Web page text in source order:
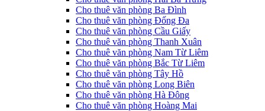
Cho thuê văn phòng Ba Đình
Cho thuê văn phòng Đống Đa
Cho thuê văn phòng Cầu Giấy
Cho thuê văn phòng Thanh Xuân
Cho thuê văn phòng Nam Từ Liêm
Cho thuê văn phòng Bắc Từ Liêm
Cho thuê văn phòng Tây Hồ
Cho thuê văn phòng Long Biên
Cho thuê văn phòng Hà Đông
Cho thuê văn phòng Hoàng Mai